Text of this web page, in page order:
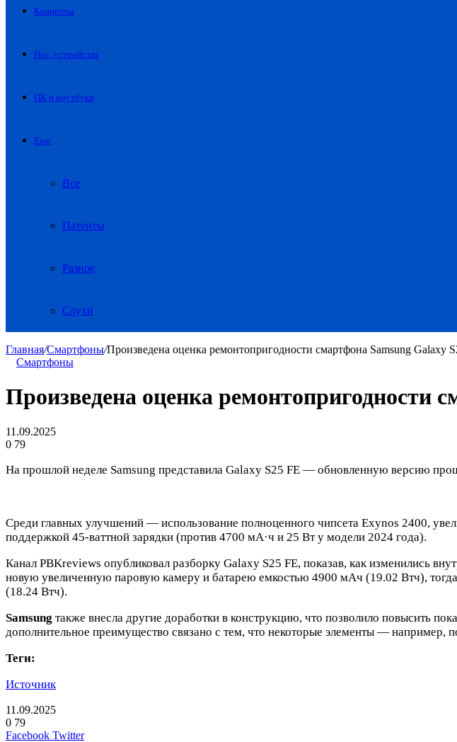
Концепты
Нос. устройства
ПК и ноутбуки
Еще
Все
Патенты
Разное
Слухи
Главная/Смартфоны/Произведена оценка ремонтопригодности смартфона Samsung Galaxy
Смартфоны
Произведена оценка ремонтопригодности
11.09.2025
0 79
На прошлой неделе Samsung представила Galaxy S25 FE — обновленную версию
Среди главных улучшений — использование полноценного чипсета Exynos 2400,
поддержкой 45-ваттной зарядки (против 4700 мА·ч и 25 Вт у модели 2024 года).
Канал PBKreviews опубликовал разборку Galaxy S25 FE, показав, как изменились
новую увеличенную паровую камеру и батарею емкостью 4900 мАч (19.02 Втч),
(18.24 Втч).
Samsung также внесла другие доработки в конструкцию, что позволило повысить
дополнительное преимущество связано с тем, что некоторые элементы —
Теги:
Источник
11.09.2025
0 79
Facebook TwitterLinkedIn
Pinterest
Вконтакте
Одноклассники
Skype
WhatsApp
Telegram
Viber